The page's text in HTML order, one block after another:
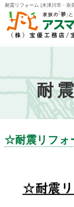
耐震リフォーム |木津川市・奈
アスマイルリフォーム
耐
☆耐震リフォ